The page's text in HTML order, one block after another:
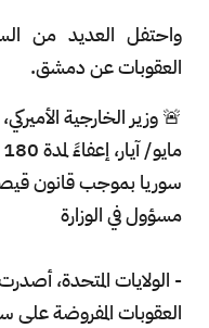
واحتفل العديد من
العقوبات عن دمشق.
سوريا بموجب قانون
مسؤول في الوزارة
- الولايات المتحدة،
العقوبات المفروضة على